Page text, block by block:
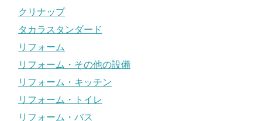
クリナップ
タカラスタンダード
リフォーム
リフォーム・その他の設備
リフォーム・キッチン
リフォーム・トイレ
リフォーム・バス